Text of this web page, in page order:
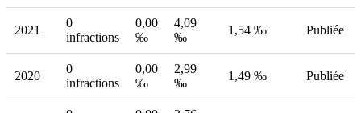
2021
0
infractions
0,00
‰
4,09
‰
1,54 ‰ Publiée
2020
0
infractions
0,00
‰
2,99
‰
1,49 ‰ Publiée